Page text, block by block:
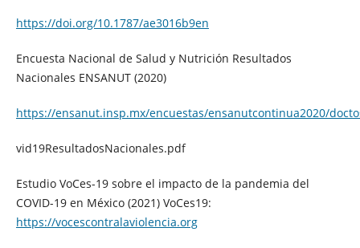
https://doi.org/10.1787/ae3016b9en
Encuesta Nacional de Salud y Nutrición Resultados
Nacionales ENSANUT (2020)
https://ensanut.insp.mx/encuestas/ensanutcontinua2020/
vid19ResultadosNacionales.pdf
Estudio VoCes-19 sobre el impacto de la pandemia del
COVID-19 en México (2021) VoCes19:
https://vocescontralaviolencia.org